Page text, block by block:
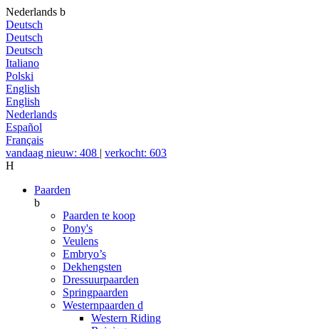
Nederlands b
Deutsch
Deutsch
Deutsch
Italiano
Polski
English
English
Nederlands
Español
Français
vandaag nieuw: 408 | verkocht: 603
H
Paarden
b
Paarden te koop
Pony's
Veulens
Embryo’s
Dekhengsten
Dressuurpaarden
Springpaarden
Westernpaarden d
Western Riding